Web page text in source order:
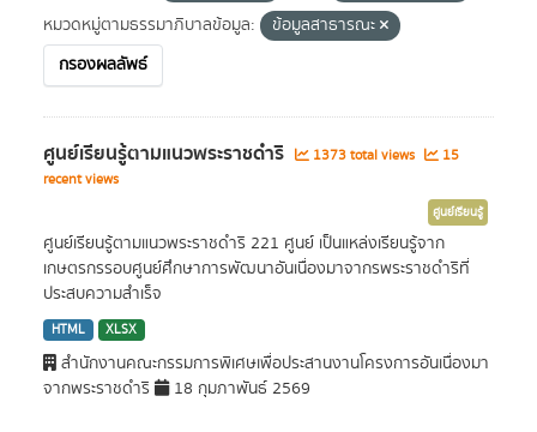
หมวดหมู่ตามธรรมาภิบาลข้อมูล:
ข้อมูลสาธารณะ
กรองผลลัพธ์
ศูนย์เรียนรู้ตามแนวพระราชดำริ 1373 total views
15
recent views
ศูนย์เรียนรู้
ศูนย์เรียนรู้ตามแนวพระราชดำริ 221 ศูนย์ เป็นแหล่งเรียนรู้จาก
เกษตรกรรอบศูนย์ศึกษาการพัฒนาอันเนื่องมาจากรพระราชดำริที่
ประสบความสำเร็จ
HTML XLSX
สำนักงานคณะกรรมการพิเศษเพื่อประสานงานโครงการอันเนื่องมา
จากพระราชดำริ
18 กุมภาพันธ์ 2569